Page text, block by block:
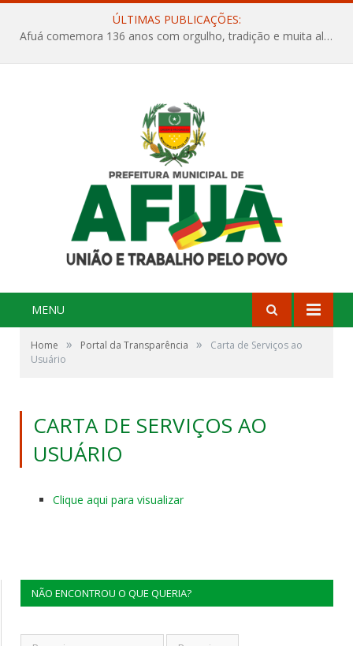
ÚLTIMAS PUBLICAÇÕES:
Afuá comemora 136 anos com orgulho, tradição e muita alegria na Quadra Dr. Nelson Salomão
MENU
Home » Portal da Transparência »
Carta de Serviços ao
Usuário
CARTA DE SERVIÇOS AO
USUÁRIO
Clique aqui para visualizar
NÃO ENCONTROU O QUE QUERIA?